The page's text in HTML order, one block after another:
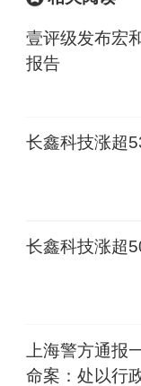
壹评级发布宏
报告
长鑫科技涨超
长鑫科技涨超
上海警方通报
命案：处以行